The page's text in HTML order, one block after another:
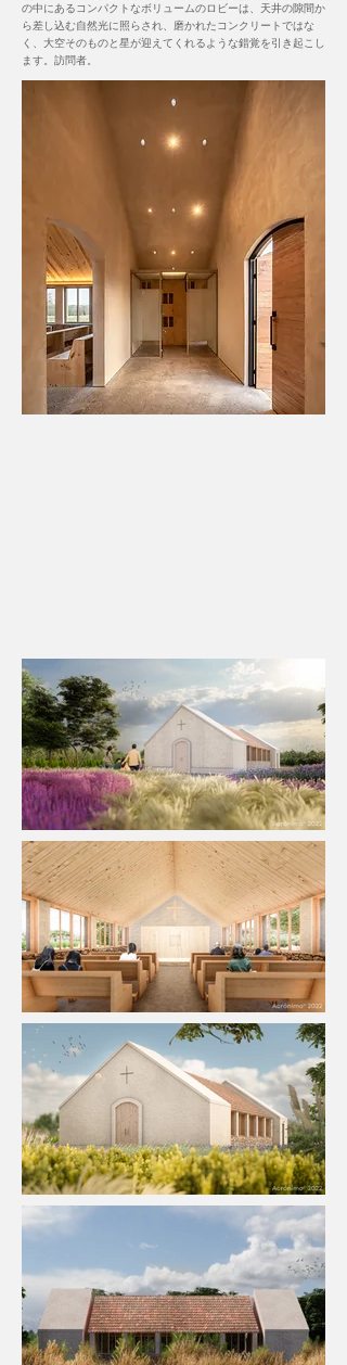
の中にあるコンパクトなボリュームのロビーは、天井の隙間か
ら差し込む自然光に照らされ、磨かれたコンクリートではな
く、大空そのものと星が迎えてくれるような錯覚を引き起こし
ます。訪問者。